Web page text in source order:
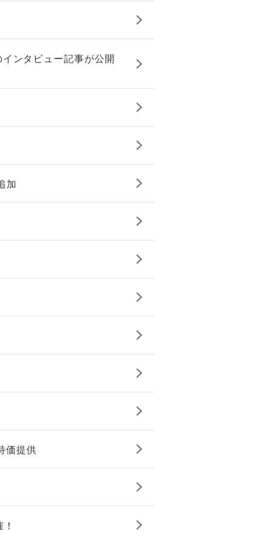
ンタビュー記事が公開
加
価提供